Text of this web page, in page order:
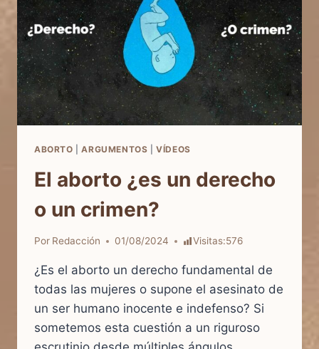
ABORTO |ARGUMENTOS |VÍDEOS
El aborto ¿es un derecho
o un crimen?
Por Redacción 01/08/2024 Visitas:576
¿Es el aborto un derecho fundamental de
todas las mujeres o supone el asesinato de
un ser humano inocente e indefenso? Si
sometemos esta cuestión a un riguroso